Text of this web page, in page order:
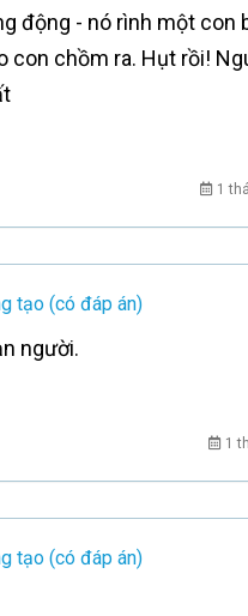
động - nó rình một con
con chồm ra. Hụt rồi!
1
tạo (có đáp án)
người.
1
tạo (có đáp án)